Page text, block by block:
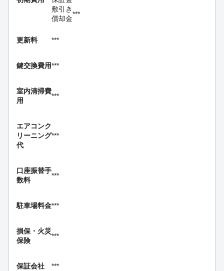
敷引き
償却金
***
更新料 ***
鍵交換費用***
室内清掃費
用
***
エアコンク
リーニング
代
***
口座振替手
数料
***
駐車場料金***
損保・ 火災
保険
***
保証会社 ***